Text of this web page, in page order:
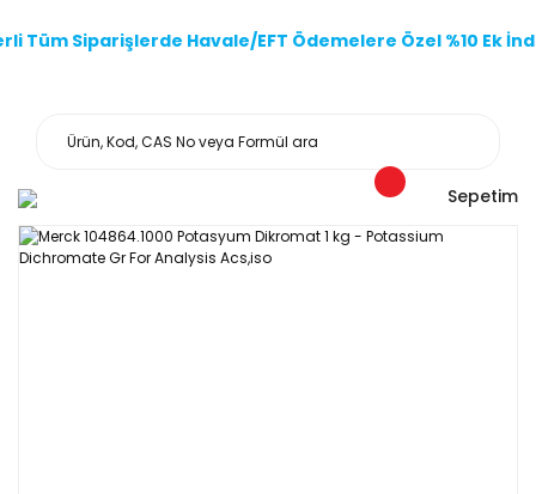
Tüm Siparişlerde Havale/EFT Ödemelere Özel %10 Ek
Sepetim